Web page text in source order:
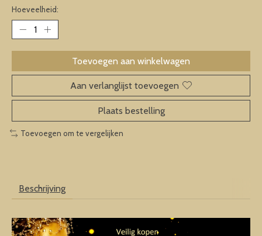
Hoeveelheid:
Toevoegen aan winkelwagen
Aan verlanglijst toevoegen
Plaats bestelling
Toevoegen om te vergelijken
Beschrijving